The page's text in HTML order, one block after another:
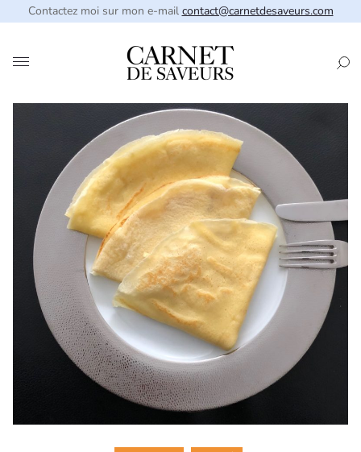
Contactez moi sur mon e-mail contact@carnetdesaveurs.com